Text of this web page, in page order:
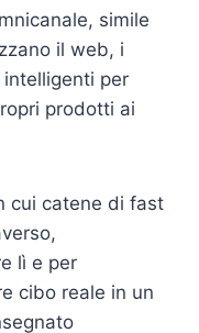
simile
il web, i
per
prodotti ai
cui catene di fast
lì e per
cibo reale in un